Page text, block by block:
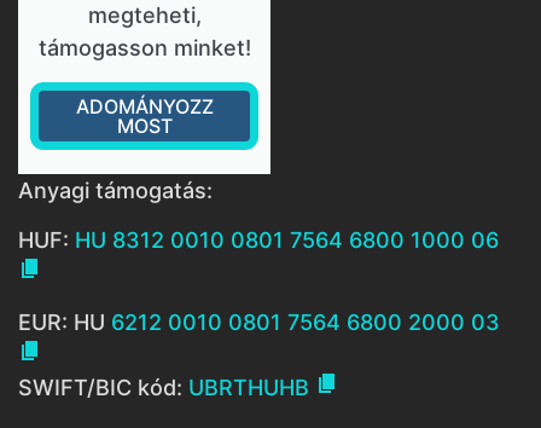
megteheti,
támogasson minket!
ADOMÁNYOZZ
MOST
Anyagi támogatás:
HUF: HU 8312 0010 0801 7564 6800 1000 06

EUR: HU 6212 0010 0801 7564 6800 2000 03

SWIFT/BIC kód: UBRTHUHB 